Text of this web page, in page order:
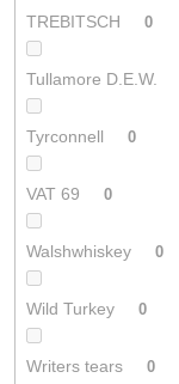
TREBITSCH 0
Tullamore D.E.W.
Tyrconnell 0
VAT 69 0
Walshwhiskey 0
Wild Turkey 0
Writers tears 0